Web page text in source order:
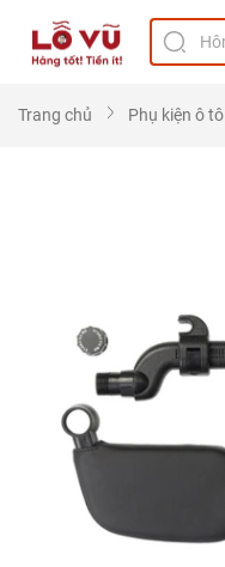
Trang chủ Phụ kiện ô tô